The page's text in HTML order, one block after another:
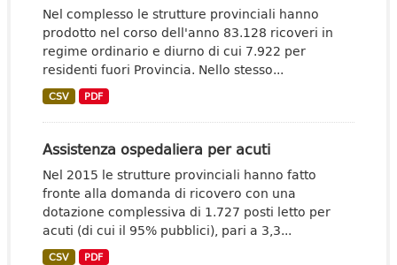
Nel complesso le strutture provinciali hanno
prodotto nel corso dell'anno 83.128 ricoveri in
regime ordinario e diurno di cui 7.922 per
residenti fuori Provincia. Nello stesso...
CSV PDF
Assistenza ospedaliera per acuti
Nel 2015 le strutture provinciali hanno fatto
fronte alla domanda di ricovero con una
dotazione complessiva di 1.727 posti letto per
acuti (di cui il 95% pubblici), pari a 3,3...
CSV PDF